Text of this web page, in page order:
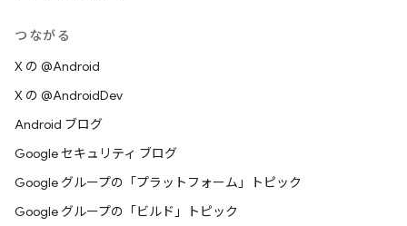
つながる
X の @Android
X の @AndroidDev
Android ブログ
Google セキュリティ ブログ
Google グループの「プラットフォーム」トピック
Google グループの「ビルド」トピック